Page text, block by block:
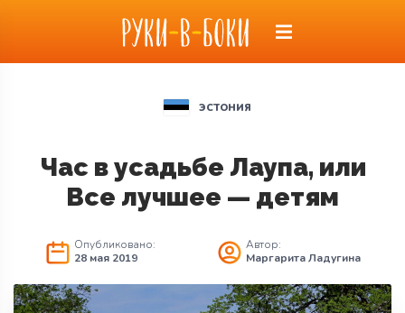
ЭСТОНИЯ
Час в усадьбе Лаупа, или
Все лучшее — детям
Опубликовано:
28 мая 2019
Автор:
Маргарита Ладугина